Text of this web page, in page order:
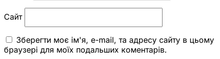
Сайт
Зберегти моє ім'я, e-mail, та адресу сайту в цьому
браузері для моїх подальших коментарів.